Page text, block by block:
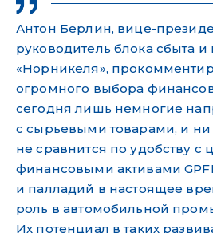
Антон Берлин, вице-
руководитель блока сбыта
«Норникеля»,
огромного выбора
сегодня лишь немногие
с сырьевыми товарами, и
не сравнится по удобству
финансовыми активами
и палладий в настоящее
роль в автомобильной
Их потенциал в таких